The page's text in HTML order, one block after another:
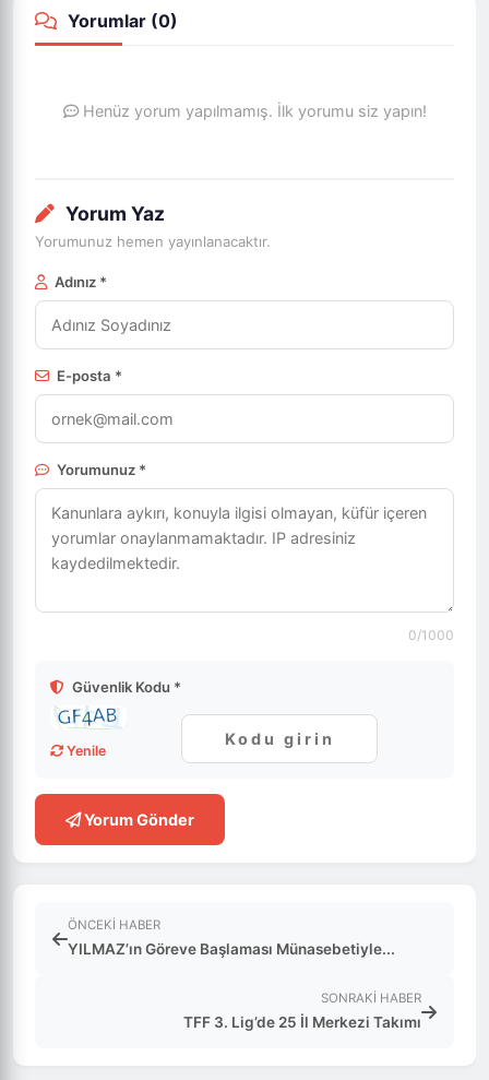
Yorumlar (0)
Henüz yorum yapılmamış. İlk yorumu siz yapın!
Yorum Yaz
Yorumunuz hemen yayınlanacaktır.
Adınız *
E-posta *
Yorumunuz *
0/1000
Güvenlik Kodu *
Yenile
Yorum Gönder
ÖNCEKI HABER
YILMAZ’ın Göreve Başlaması Münasebetiyle...
SONRAKI HABER
TFF 3. Lig’de 25 İl Merkezi Takımı